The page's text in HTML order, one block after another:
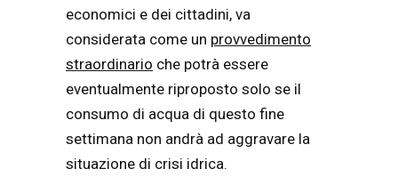
economici e dei cittadini, va
considerata come un provvedimento
straordinario che potrà essere
eventualmente riproposto solo se il
consumo di acqua di questo fine
settimana non andrà ad aggravare la
situazione di crisi idrica.